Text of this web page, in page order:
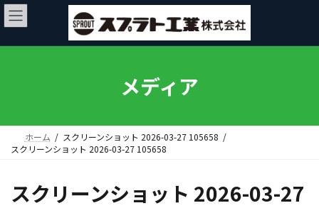
コ
ン
ン
ナ
ビ
ー
メディア
ホーム
スクリーンショット 2026-03-27 105658
スクリーンショット 2026-03-27 105658
スクリーンショット 2026-03-27